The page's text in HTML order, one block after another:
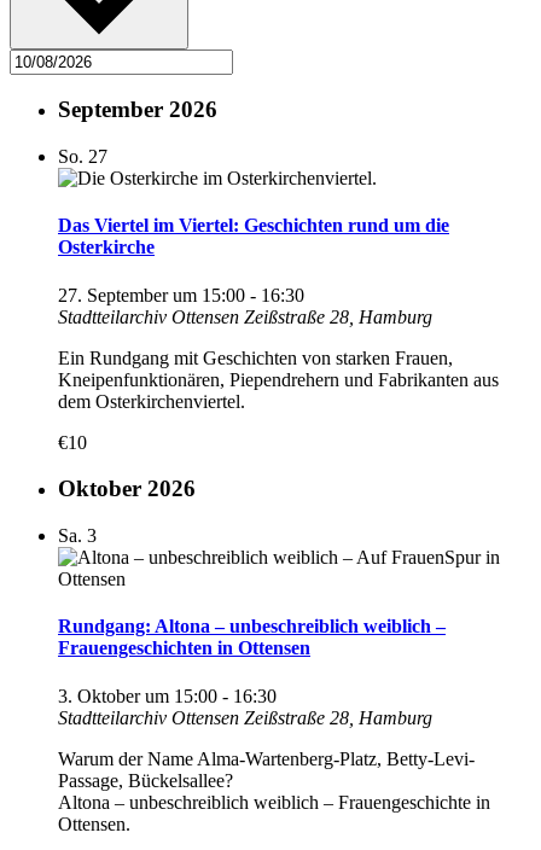
September 2026
So. 27
Das Viertel im Viertel: Geschichten rund um die
Osterkirche
27. September um 15:00 - 16:30
Stadtteilarchiv Ottensen Zeißstraße 28, Hamburg
Ein Rundgang mit Geschichten von starken Frauen,
Kneipenfunktionären, Piependrehern und Fabrikanten aus
dem Osterkirchenviertel.
€10
Oktober 2026
Sa. 3
Rundgang: Altona – unbeschreiblich weiblich –
Frauengeschichten in Ottensen
3. Oktober um 15:00 - 16:30
Stadtteilarchiv Ottensen Zeißstraße 28, Hamburg
Warum der Name Alma-Wartenberg-Platz, Betty-Levi-
Passage, Bückelsallee?
Altona – unbeschreiblich weiblich – Frauengeschichte in
Ottensen.